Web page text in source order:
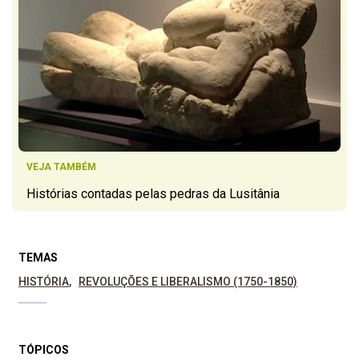
VEJA TAMBÉM
Histórias contadas pelas pedras da Lusitânia
TEMAS
HISTÓRIA
REVOLUÇÕES E LIBERALISMO (1750-1850)
TÓPICOS